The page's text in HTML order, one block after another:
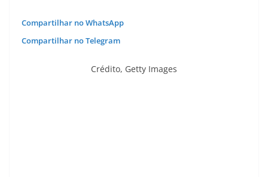
Compartilhar no WhatsApp
Compartilhar no Telegram
Crédito, Getty Images